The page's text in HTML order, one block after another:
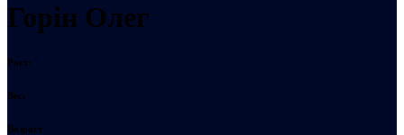
Горін Олег
Рост:
Вес:
Возраст